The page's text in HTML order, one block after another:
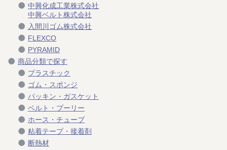
中興化成工業株式会社
中興ベルト株式会社
入間川ゴム株式会社
FLEXCO
PYRAMID
商品分類で探す
プラスチック
ゴム・スポンジ
パッキン・ガスケット
ベルト・プーリー
ホース・チューブ
粘着テープ・接着剤
断熱材